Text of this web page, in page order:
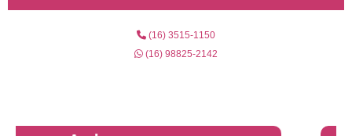
(16) 3515-1150
(16) 98825-2142